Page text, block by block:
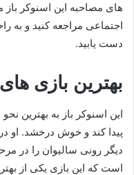
های مصاحبه این اسنوکر باز
اجتماعی مراجعه کنید و به
دست یابید.
بهترین بازی
این اسنوکر باز به بهترین
پیدا کند و خوش درخشد. او
دیگر رونی سالیوان را در
است که این بازی یکی از